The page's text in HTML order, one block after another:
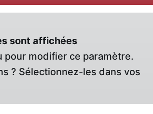
sont affichées
pour modifier ce paramètre.
? Sélectionnez-les dans vos